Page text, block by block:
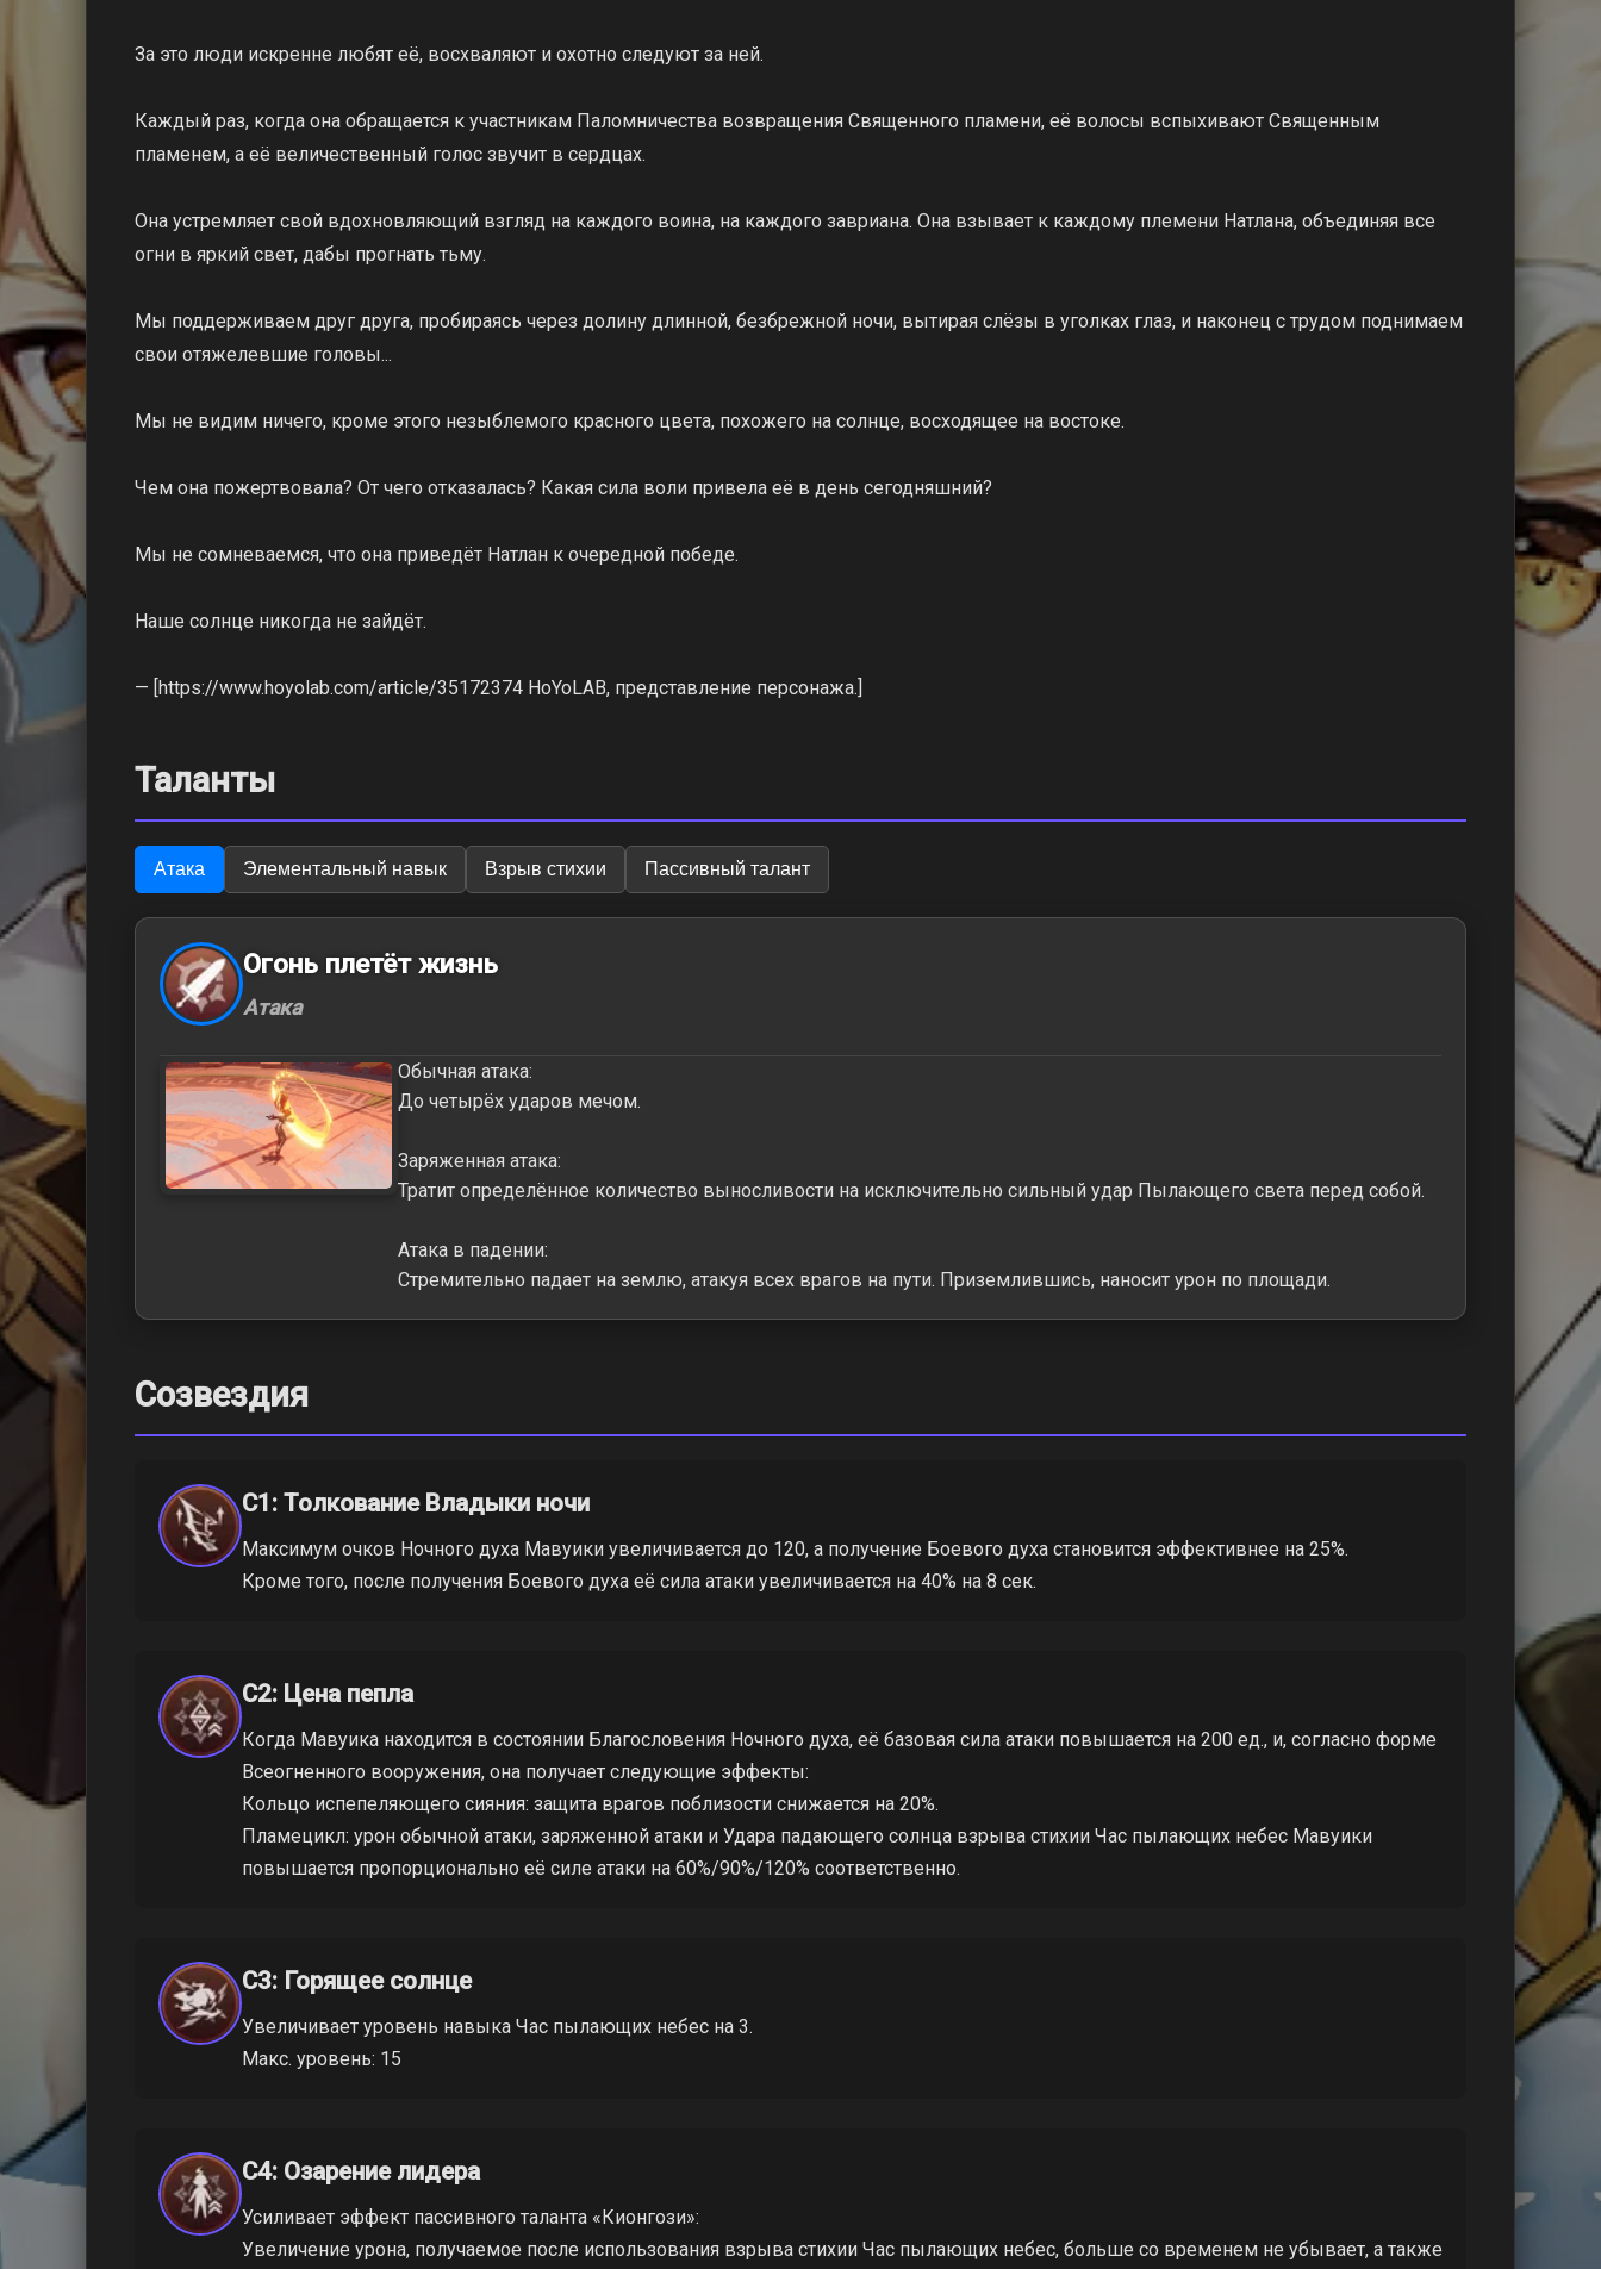
За это люди искренне любят её, восхваляют и охотно следуют за ней.
Каждый раз, когда она обращается к участникам Паломничества возвращения Священного пламени, её волосы вспыхивают Священным
пламенем, а её величественный голос звучит в сердцах.
Она устремляет свой вдохновляющий взгляд на каждого воина, на каждого завриана. Она взывает к каждому племени Натлана, объединяя все
огни в яркий свет, дабы прогнать тьму.
Мы поддерживаем друг друга, пробираясь через долину длинной, безбрежной ночи, вытирая слёзы в уголках глаз, и наконец с трудом поднимаем
свои отяжелевшие головы...
Мы не видим ничего, кроме этого незыблемого красного цвета, похожего на солнце, восходящее на востоке.
Чем она пожертвовала? От чего отказалась? Какая сила воли привела её в день сегодняшний?
Мы не сомневаемся, что она приведёт Натлан к очередной победе.
Наше солнце никогда не зайдёт.
— [https://www.hoyolab.com/article/35172374 HoYoLAB, представление персонажа.]
Таланты
Атака Элементальный навык Взрыв стихии Пассивный талант
Огонь плетёт жизнь
Атака
Обычная атака:
До четырёх ударов мечом.
Заряженная атака:
Тратит определённое количество выносливости на исключительно сильный удар Пылающего света перед собой.
Атака в падении:
Стремительно падает на землю, атакуя всех врагов на пути. Приземлившись, наносит урон по площади.
Созвездия
C1: Толкование Владыки ночи
Максимум очков Ночного духа Мавуики увеличивается до 120, а получение Боевого духа становится эффективнее на 25%.
Кроме того, после получения Боевого духа её сила атаки увеличивается на 40% на 8 сек.
C2: Цена пепла
Когда Мавуика находится в состоянии Благословения Ночного духа, её базовая сила атаки повышается на 200 ед., и, согласно форме
Всеогненного вооружения, она получает следующие эффекты:
Кольцо испепеляющего сияния: защита врагов поблизости снижается на 20%.
Пламецикл: урон обычной атаки, заряженной атаки и Удара падающего солнца взрыва стихии Час пылающих небес Мавуики
повышается пропорционально её силе атаки на 60%/90%/120% соответственно.
C3: Горящее солнце
Увеличивает уровень навыка Час пылающих небес на 3.
Макс. уровень: 15
C4: Озарение лидера
Усиливает эффект пассивного таланта «Кионгози»:
Увеличение урона, получаемое после использования взрыва стихии Час пылающих небес, больше со временем не убывает, а также